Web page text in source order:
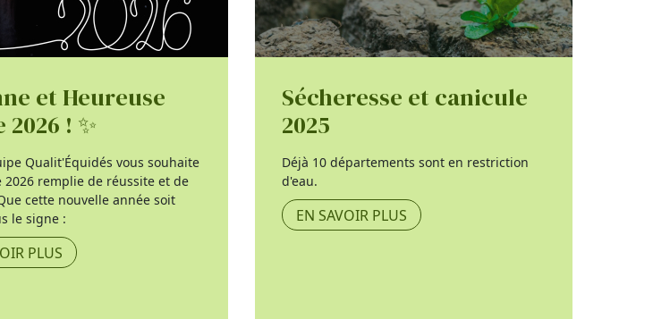
et Heureuse
! ✨
Qualit'Équidés vous souhaite
2026 remplie de réussite et de
cette nouvelle année soit
le signe :
PLUS
Sécheresse et canicule
2025
Déjà 10 départements sont en restriction
d'eau.
EN SAVOIR PLUS